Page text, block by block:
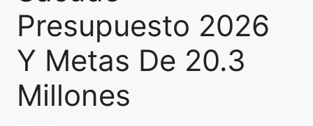
Presupuesto 2026
Y Metas De 20.3
Millones